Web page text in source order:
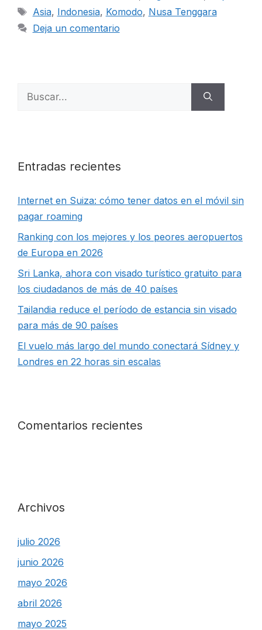
Etiquetas
Asia, Indonesia, Komodo, Nusa Tenggara
Deja un comentario
Buscar:
Entradas recientes
Internet en Suiza: cómo tener datos en el móvil sin
pagar roaming
Ranking con los mejores y los peores aeropuertos
de Europa en 2026
Sri Lanka, ahora con visado turístico gratuito para
los ciudadanos de más de 40 países
Tailandia reduce el período de estancia sin visado
para más de 90 países
El vuelo más largo del mundo conectará Sídney y
Londres en 22 horas sin escalas
Comentarios recientes
Archivos
julio 2026
junio 2026
mayo 2026
abril 2026
mayo 2025